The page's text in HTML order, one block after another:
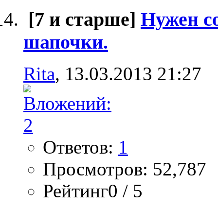
[7 и старше] Нужен
шапочки.
Rita, 13.03.2013 21:27
Ответов: 1
Просмотров: 52,787
Рейтинг0 / 5